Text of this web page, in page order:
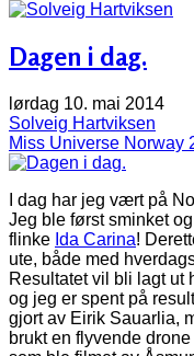
Dagen i dag.
lørdag 10. mai 2014
Solveig Hartviksen
Miss Universe Norway
I dag har jeg vært på
Jeg ble først sminket
flinke Ida Carina!
ute, både med
Resultatet vil bli lagt ut
og jeg er spent på
gjort av Eirik Sauarlia,
brukt en flyvende